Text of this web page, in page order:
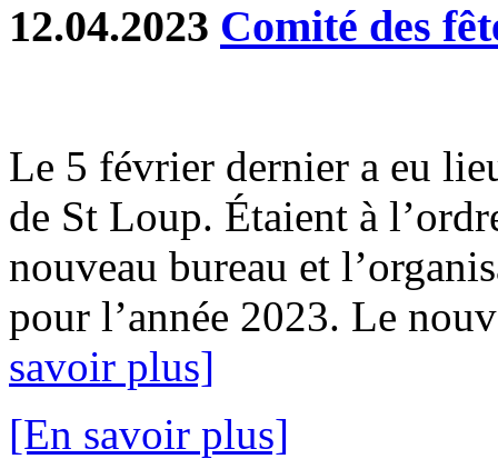
12.04.2023 Comité des
Le 5 février dernier a eu
de St Loup. Étaient à
nouveau bureau et
pour l’année 2023. Le
savoir plus]
[En savoir plus]